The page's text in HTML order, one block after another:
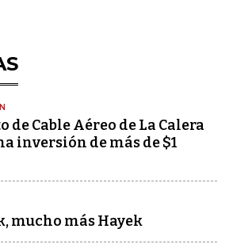
de Cable Aéreo de La Calera
inversión de más de $1
mucho más Hayek